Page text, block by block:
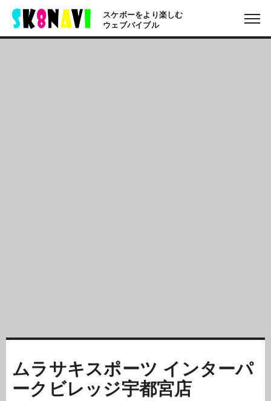
スケボーをより楽しむ
ウェブバイブル
ムラサキスポーツ インターパ
ークビレッジ宇都宮店